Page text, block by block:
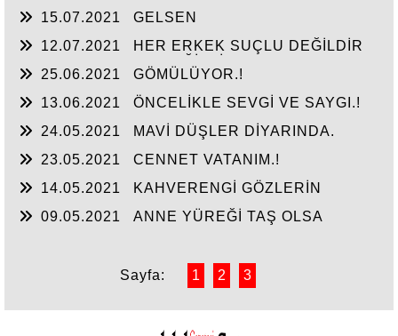
15.07.2021
GELSEN
12.07.2021
HER ERKEK SUÇLU DEĞİLDİR
25.06.2021
GÖMÜLÜYOR.!
13.06.2021
ÖNCELİKLE SEVGİ VE SAYGI.!
24.05.2021
MAVİ DÜŞLER DİYARINDA.
23.05.2021
CENNET VATANIM.!
14.05.2021
KAHVERENGİ GÖZLERİN
09.05.2021
ANNE YÜREĞİ TAŞ OLSA
Sayfa: 1 2 3